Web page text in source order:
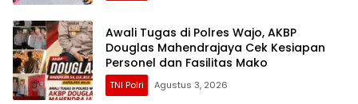
Awali Tugas di Polres Wajo, AKBP
Douglas Mahendrajaya Cek Kesiapan
Personel dan Fasilitas Mako
TNI Polri Agustus 3, 2026